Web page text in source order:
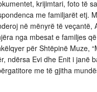
krijimtari, foto të
me familjarët etj.
në mënyrë të veçantë,
nga mbesat e familjes
për Shtëpinë Muze,
ndërsa Evi dhe Enit i janë
me të gjitha